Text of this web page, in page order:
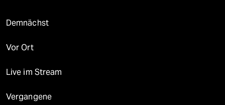
Demnächst
Vor Ort
Live im Stream
Vergangene